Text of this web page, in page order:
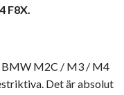
F8X.
BMW M2C / M3 / M4
Det är absolut